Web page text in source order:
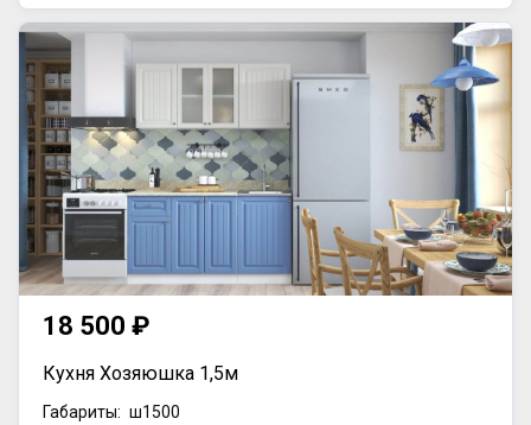
18 500 ₽
Кухня Хозяюшка 1,5м
Габариты: ш1500